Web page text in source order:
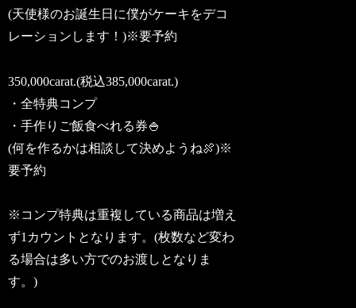
(天使様のお誕生日に僕がケーキをデコ
レーションします！)※要予約
350,000carat.(税込385,000carat.)
・全特典コンプ
・手作りご飯食べれる券🍚
(何を作るかは相談して決めようね🍖)※
要予約
※コンプ特典は重複している商品は増え
ず1カウントとなります。(枚数など変わ
る場合は多い方でのお渡しとなりま
す。)